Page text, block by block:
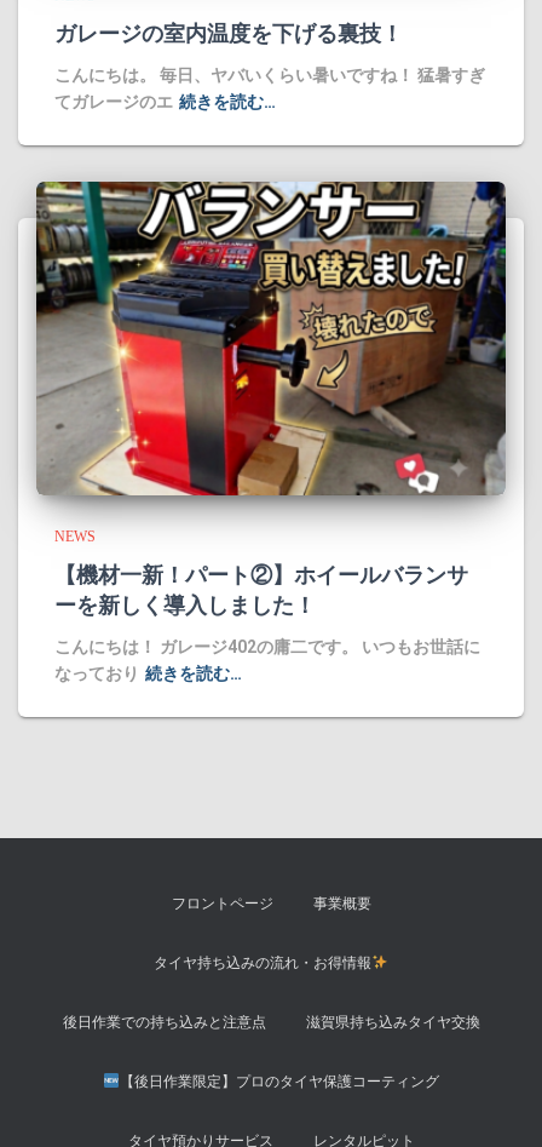
ガレージの室内温度を下げる裏技！
​こんにちは。 毎日、ヤバいくらい暑いですね！ 猛暑すぎ
てガレージのエ 続きを読む…
NEWS
​【機材一新！パート②】ホイールバランサ
ーを新しく導入しました！
​こんにちは！ ガレージ402の庸二です。 ​いつもお世話に
なっており 続きを読む…
フロントページ 事業概要
タイヤ持ち込みの流れ・お得情報
後日作業での持ち込みと注意点 滋賀県持ち込みタイヤ交換
【後日作業限定】プロのタイヤ保護コーティング
タイヤ預かりサービス レンタルピット